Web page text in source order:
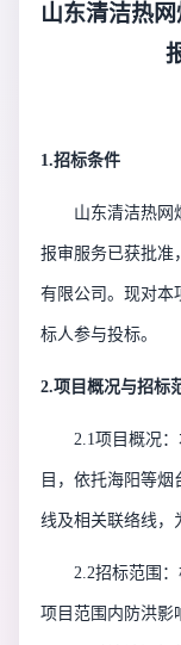
山东清洁热
1.招标条件
山东清洁热网
报审服务已获批准
有限公司 。 现对本
标人参与投标。
2.项目概况与招标
2.1项目概况
目，依托海阳等
线及相关联络线，
2.2招标范围
项目范围内防洪影